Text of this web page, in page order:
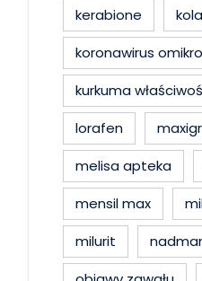
kerabione
koronawirus
kurkuma
lorafen
melisa apteka
mensil max
milurit